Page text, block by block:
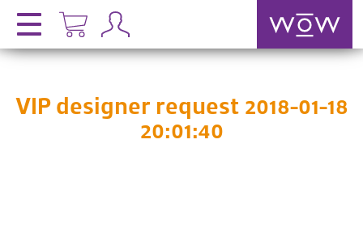
VIP designer request 2018-01-18
20:01:40